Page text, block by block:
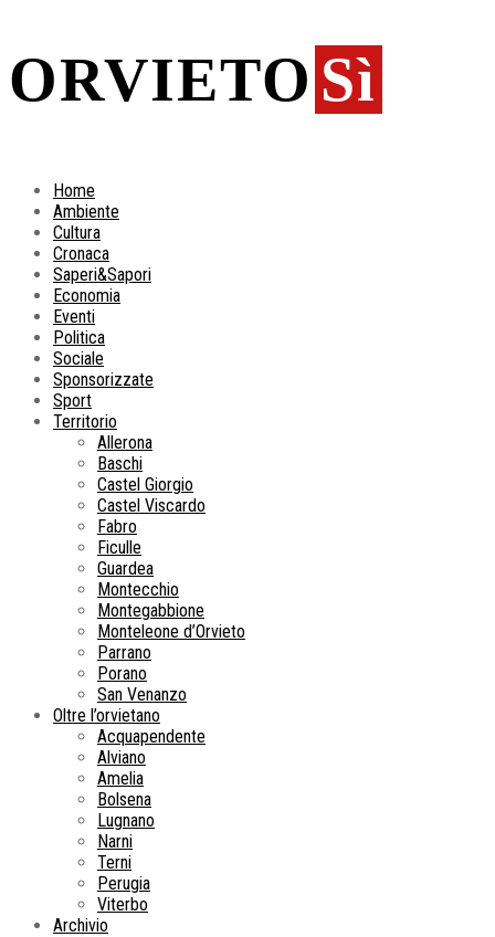
ORVIETO Sì
Home
Ambiente
Cultura
Cronaca
Saperi&Sapori
Economia
Eventi
Politica
Sociale
Sponsorizzate
Sport
Territorio
Allerona
Baschi
Castel Giorgio
Castel Viscardo
Fabro
Ficulle
Guardea
Montecchio
Montegabbione
Monteleone d’Orvieto
Parrano
Porano
San Venanzo
Oltre l’orvietano
Acquapendente
Alviano
Amelia
Bolsena
Lugnano
Narni
Terni
Perugia
Viterbo
Archivio